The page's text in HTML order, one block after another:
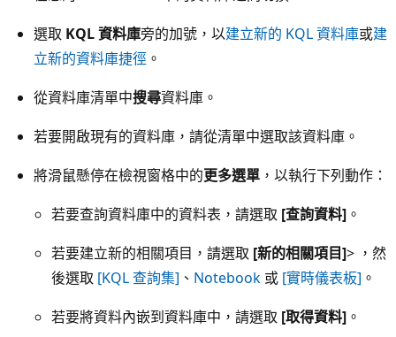
選取 KQL 資料庫旁的加號，以建立新的 KQL 資料庫或建
立新的資料庫捷徑 。
從資料庫清單中搜尋資料庫。
若要開啟現有的資料庫，請從清單中選取該資料庫。
將滑鼠懸停在檢視窗格中的更多選單 ，以執行下列動作：
若要查詢資料庫中的資料表，請選取 [查詢資料] 。
若要建立新的相關項目，請選取 [新的相關項目]> ，然
後選取 [KQL 查詢集] 、 Notebook 或 [實時儀表板] 。
若要將資料內嵌到資料庫中，請選取 [取得資料] 。